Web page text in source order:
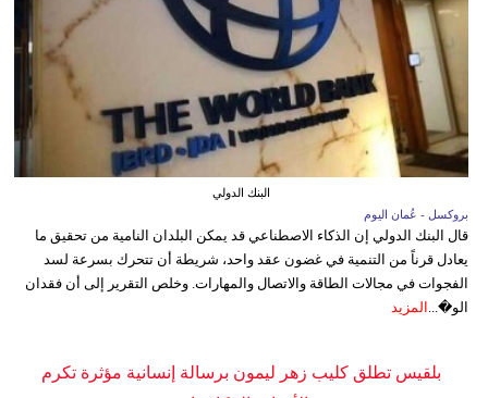
البنك الدولي
بروكسل - عُمان اليوم
قال البنك الدولي إن الذكاء الاصطناعي قد يمكن البلدان النامية من تحقيق ما
يعادل قرناً من التنمية في غضون عقد واحد، شريطة أن تتحرك بسرعة لسد
الفجوات في مجالات الطاقة والاتصال والمهارات. وخلص التقرير إلى أن فقدان
الو�... المزيد
بلقيس تطلق كليب زهر ليمون برسالة إنسانية مؤثرة تكرم